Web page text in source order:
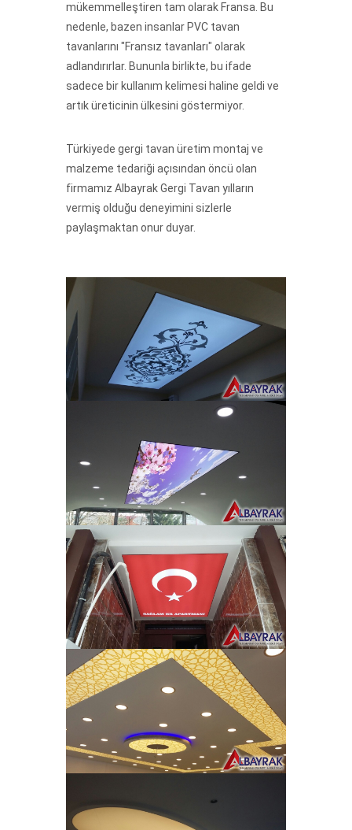
mükemmelleştiren tam olarak Fransa. Bu
nedenle, bazen insanlar PVC tavan
tavanlarını "Fransız tavanları" olarak
adlandırırlar. Bununla birlikte, bu ifade
sadece bir kullanım kelimesi haline geldi ve
artık üreticinin ülkesini göstermiyor.
Türkiyede gergi tavan üretim montaj ve
malzeme tedariği açısından öncü olan
firmamız Albayrak Gergi Tavan yılların
vermiş olduğu deneyimini sizlerle
paylaşmaktan onur duyar.